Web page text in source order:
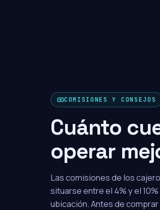
COMISIONES Y CONSEJOS
Cuánto
operar
Las comisiones de los
situarse entre el 4% y el
ubicación. Antes de